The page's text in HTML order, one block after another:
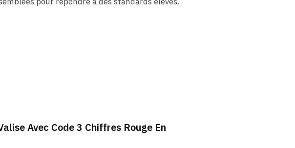
Avec Code 3 Chiffres Rouge En